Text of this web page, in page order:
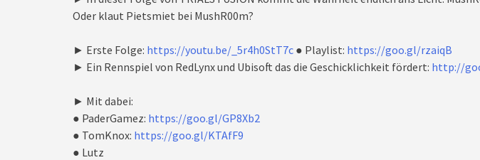
Oder klaut Pietsmiet bei MushR00m?
► Erste Folge: https://youtu.be/_5r4h0StT7c ● Playlist: https://goo.gl/rzaiqB
► Ein Rennspiel von RedLynx und Ubisoft das die Geschicklichkeit fördert: http://
► Mit dabei:
● PaderGamez: https://goo.gl/GP8Xb2
● TomKnox: https://goo.gl/KTAfF9
● Lutz